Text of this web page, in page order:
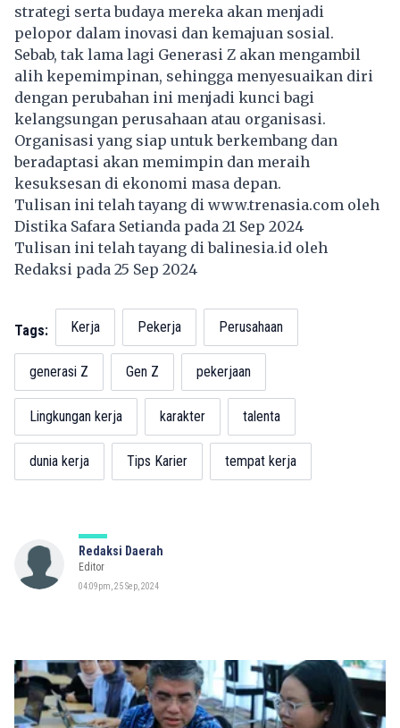
strategi serta budaya mereka akan menjadi
pelopor dalam inovasi dan kemajuan sosial.
Sebab, tak lama lagi Generasi Z akan mengambil
alih kepemimpinan, sehingga menyesuaikan diri
dengan perubahan ini menjadi kunci bagi
kelangsungan perusahaan atau organisasi.
Organisasi yang siap untuk berkembang dan
beradaptasi akan memimpin dan meraih
kesuksesan di ekonomi masa depan.
Tulisan ini telah tayang di www.trenasia.com oleh
Distika Safara Setianda pada 21 Sep 2024
Tulisan ini telah tayang dibalinesia.id oleh
Redaksi pada 25 Sep 2024
Tags: Kerja Pekerja Perusahaan
generasi Z Gen Z pekerjaan
Lingkungan kerja karakter talenta
dunia kerja Tips Karier tempat kerja
Redaksi Daerah
Editor
04:09pm, 25 Sep, 2024